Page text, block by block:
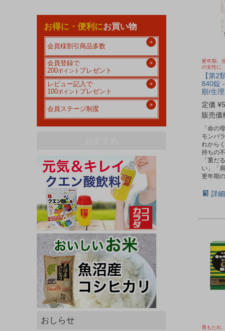
お得に・便利にお買い物
会員様割引商品多数
会員登録で
200ポイント プレゼント
レビュー記入で
100ポイント プレゼント
会員ステージ制度
おしらせ
更年期、
の女性に
【第2
840錠
順/生
定価 ¥
販売価
「命の
モンバ
れから
持ちの
「重だ
い」「
更年期
詳
胃もたれ